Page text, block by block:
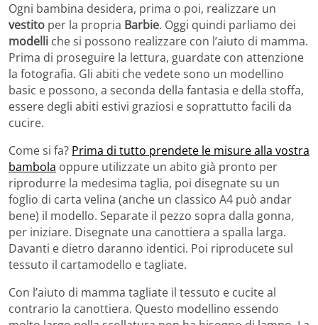
Ogni bambina desidera, prima o poi, realizzare un
vestito per la propria Barbie. Oggi quindi parliamo dei
modelli che si possono realizzare con l’aiuto di mamma.
Prima di proseguire la lettura, guardate con attenzione
la fotografia. Gli abiti che vedete sono un modellino
basic e possono, a seconda della fantasia e della stoffa,
essere degli abiti estivi graziosi e soprattutto facili da
cucire.
Come si fa? Prima di tutto prendete le misure alla vostra
bambola oppure utilizzate un abito già pronto per
riprodurre la medesima taglia, poi disegnate su un
foglio di carta velina (anche un classico A4 può andar
bene) il modello. Separate il pezzo sopra dalla gonna,
per iniziare. Disegnate una canottiera a spalla larga.
Davanti e dietro daranno identici. Poi riproducete sul
tessuto il cartamodello e tagliate.
Con l’aiuto di mamma tagliate il tessuto e cucite al
contrario la canottiera. Questo modellino essendo